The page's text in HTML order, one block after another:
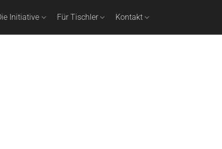
Initiative Für Tischler Kontakt